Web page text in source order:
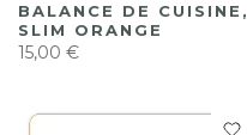
BALANCE DE CUISINE,
SLIM ORANGE
15,00 €